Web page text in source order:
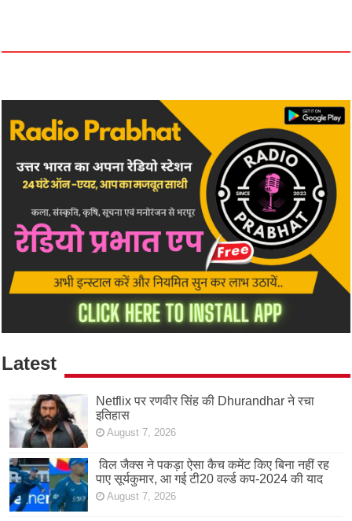
Latest
Netflix पर रणवीर सिंह की Dhurandhar ने रचा
इतिहास
August 7, 2026
विल जैक्स ने पकड़ा ऐसा कैच कमेंट किए बिना नहीं रह
पाए सूर्यकुमार, आ गई टी20 वर्ल्ड कप-2024 की याद
August 7, 2026